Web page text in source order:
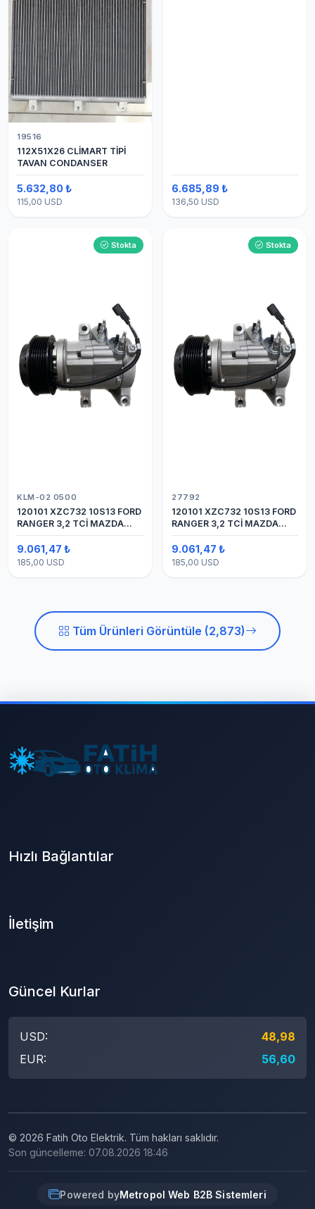
19516
112X51X26 CLİMART TİPİ
TAVAN CONDANSER
5.632,80 ₺
115,00 USD
6.685,89 ₺
136,50 USD
Stokta
KLM-02 0500
120101 XZC732 10S13 FORD
RANGER 3,2 TCİ MAZDA
Y.M.
9.061,47 ₺
185,00 USD
Stokta
27792
120101 XZC732 10S13 FORD
RANGER 3,2 TCİ MAZDA
Y.M. KOMPRESÖR 7PK 12V
9.061,47 ₺
185,00 USD
Tüm Ürünleri Görüntüle (2,873)
Hızlı Bağlantılar
İletişim
Güncel Kurlar
USD:
48,98
EUR:
56,60
© 2026 Fatih Oto Elektrik. Tüm hakları saklıdır.
Son güncelleme: 07.08.2026 18:46
Powered byMetropol Web B2B Sistemleri